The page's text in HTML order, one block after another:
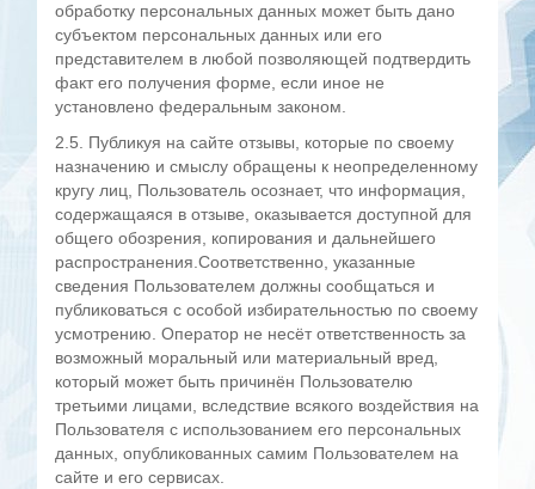
обработку персональных данных может быть дано
субъектом персональных данных или его
представителем в любой позволяющей подтвердить
факт его получения форме, если иное не
установлено федеральным законом.
2.5. Публикуя на сайте отзывы, которые по своему
назначению и смыслу обращены к неопределенному
кругу лиц, Пользователь осознает, что информация,
содержащаяся в отзыве, оказывается доступной для
общего обозрения, копирования и дальнейшего
распространения.Соответственно, указанные
сведения Пользователем должны сообщаться и
публиковаться с особой избирательностью по своему
усмотрению. Оператор не несёт ответственность за
возможный моральный или материальный вред,
который может быть причинён Пользователю
третьими лицами, вследствие всякого воздействия на
Пользователя с использованием его персональных
данных, опубликованных самим Пользователем на
сайте и его сервисах.